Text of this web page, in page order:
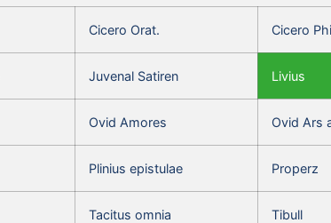
Cicero Orat. Cicero
Juvenal Satiren Livius
Ovid Amores Ovid Ars
Plinius epistulae Properz
Tacitus omnia Tibull